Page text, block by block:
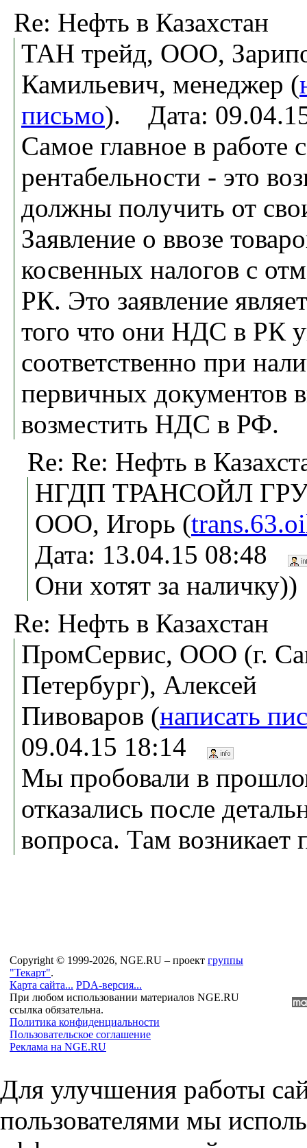
Re: Нефть в Казахстан
ТАН трейд, ООО,
Камильевич, менеджер (
письмо). Дата:
Самое главное в
рентабельности - это
должны получить от
Заявление о ввозе
косвенных налогов с
РК. Это заявление
того что они НДС в РК
соответственно при
первичных документов
возместить НДС в РФ.
Re: Re: Нефть в
НГДП ТРАНСОЙЛ
ООО, Игорь (
Дата: 13.04.15 08:48
Они хотят за наличку))
Re: Нефть в Казахстан
ПромСервис, ООО (г.
Петербург), Алексей
Пивоваров (написать
09.04.15 18:14
Мы пробовали в
отказались после
вопроса. Там
Copyright © 1999-2026, NGE.RU – проект группы
"Текарт".
Карта сайта... PDA-версия...
При любом использовании материалов NGE.RU
ссылка обязательна.
Политика конфиденциальности
Пользовательское соглашение
Реклама на NGE.RU
Для улучшения работы
пользователями мы